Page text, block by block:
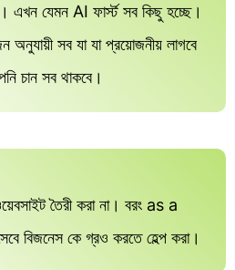
এখন যেমন AI ফার্স্ট সব কিছু হচ্ছে।
অনুযায়ী সব যা যা প্রয়োজনীয় লাগবে
চান সব থাকবে।
তৈরী করা না। বরং as a
কে গ্রও করতে হেল্প করা।